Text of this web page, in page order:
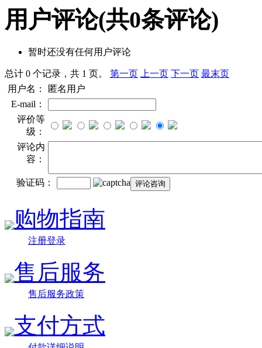
用户评论(共0条评论)
暂时还没有任何用户评论
总计 0 个记录，共 1 页。 第一页 上一页 下一页 最末页
用户名：
匿名用户
E-mail：
评价等
级：
评论内
容：
验证码：
购物指南
注册登录
售后服务
售后服务政策
支付方式